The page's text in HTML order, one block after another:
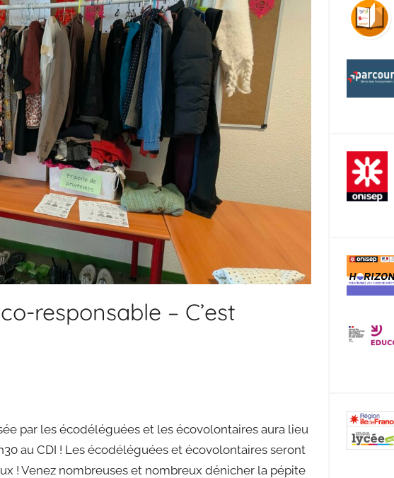
responsable – C’est
par les écodéléguées et les écovolontaires aura lieu
au CDI ! Les écodéléguées et écovolontaires seront
! Venez nombreuses et nombreux dénicher la pépite